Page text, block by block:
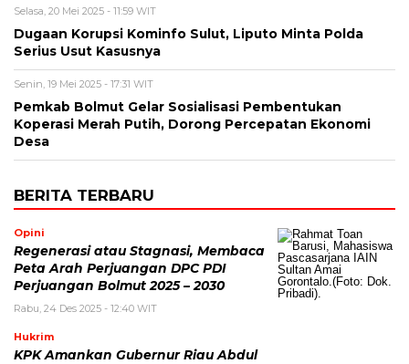
Selasa, 20 Mei 2025 - 11:59 WIT
Dugaan Korupsi Kominfo Sulut, Liputo Minta Polda
Serius Usut Kasusnya
Senin, 19 Mei 2025 - 17:31 WIT
Pemkab Bolmut Gelar Sosialisasi Pembentukan
Koperasi Merah Putih, Dorong Percepatan Ekonomi
Desa
BERITA TERBARU
Opini
Regenerasi atau Stagnasi, Membaca
Peta Arah Perjuangan DPC PDI
Perjuangan Bolmut 2025 – 2030
Rabu, 24 Des 2025 - 12:40 WIT
Hukrim
KPK Amankan Gubernur Riau Abdul